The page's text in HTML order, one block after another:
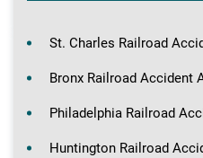
St. Charles Railroad
Bronx Railroad Accident
Philadelphia Railroad
Huntington Railroad